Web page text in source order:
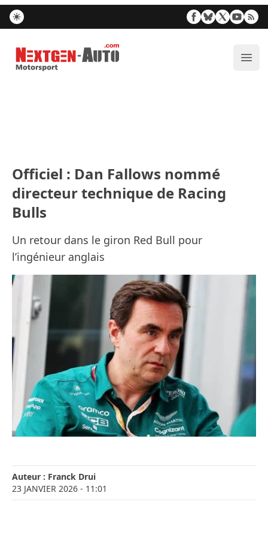
Nextgen-Auto.com
Officiel : Dan Fallows nommé
directeur technique de Racing
Bulls
Un retour dans le giron Red Bull pour
l’ingénieur anglais
Auteur : Franck Drui
23 JANVIER 2026 - 11:01